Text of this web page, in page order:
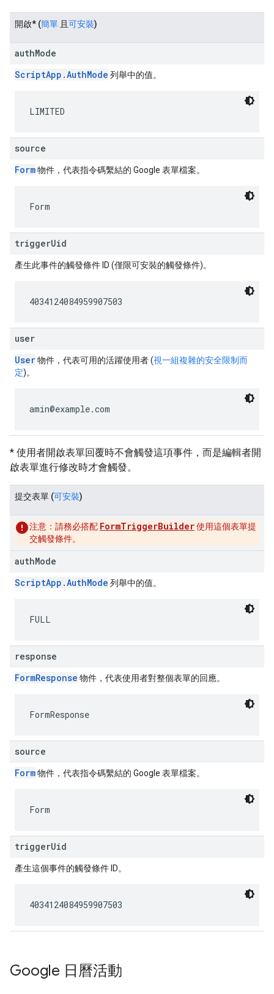
開啟* (簡單 且 可安裝)
authMode
ScriptApp.AuthMode 列舉中的值。
LIMITED
source
Form物件，代表指令碼繫結的 Google 表單檔案。
Form
triggerUid
產生此事件的觸發條件 ID (僅限可安裝的觸發條件)。
4034124084959907503
user
User物件，代表可用的活躍使用者 (視一組複雜的安全限制而
定)。
amin@example.com
* 使用者開啟表單回覆時不會觸發這項事件，而是編輯者開
啟表單進行修改時才會觸發。
提交表單 (可安裝)
注意： 請務必搭配 FormTriggerBuilder使用這個表單提
交觸發條件。
authMode
ScriptApp.AuthMode 列舉中的值。
FULL
response
FormResponse 物件，代表使用者對整個表單的回應。
FormResponse
source
Form物件，代表指令碼繫結的 Google 表單檔案。
Form
triggerUid
產生這個事件的觸發條件 ID。
4034124084959907503
Google 日曆活動